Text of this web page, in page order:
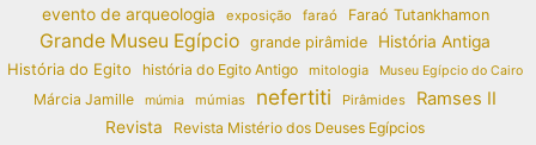
evento de arqueologia exposição faraó Faraó Tutankhamon
Grande Museu Egípcio grande pirâmide
História Antiga
História do Egito
história do Egito Antigo mitologia Museu Egípcio do Cairo
Márcia Jamille múmia múmias nefertiti Pirâmides Ramses II
Revista
Revista Mistério dos Deuses Egípcios